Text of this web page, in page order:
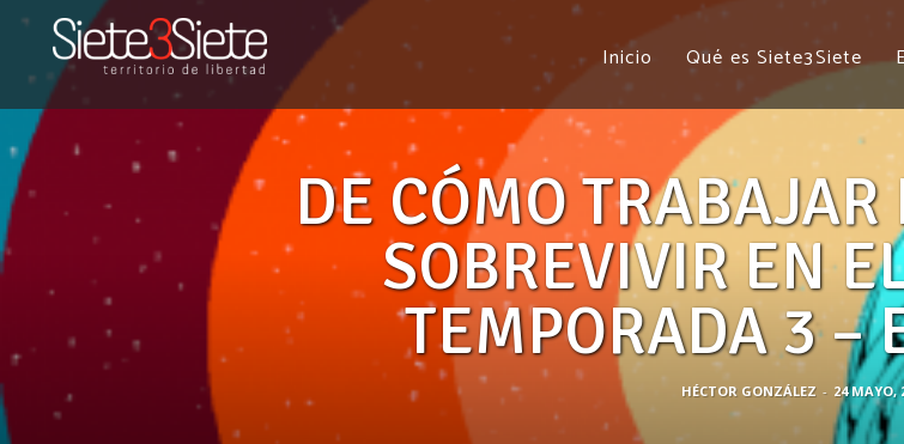
Inicio Qué es Siete3Siete
DE CÓMO TRABAJAR DE DOCENTE Y
DE CÓMO TRABAJAR
SOBREVIVIR EN
TEMPORADA 3 –
HÉCTOR GONZÁLEZ - 24 MAYO,